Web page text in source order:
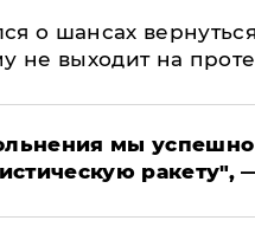
о шансах
не выходит на
мы успешно
ракету",